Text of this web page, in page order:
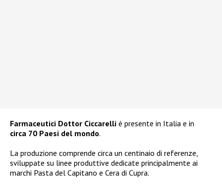
Farmaceutici Dottor Ciccarelli è presente in Italia e in
circa 70 Paesi del mondo.
La produzione comprende circa un centinaio di referenze,
sviluppate su linee produttive dedicate principalmente ai
marchi Pasta del Capitano e Cera di Cupra.